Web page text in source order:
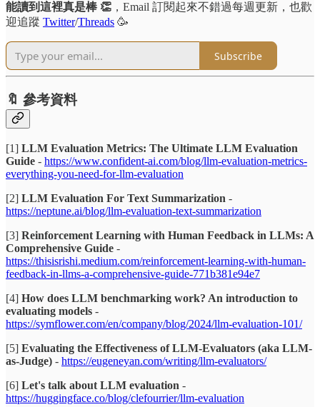
能讀到這裡真是棒 👏 ，Email 訂閱起來不錯過每週更新，也歡
迎追蹤 Twitter/Threads 🥳
Subscribe
🔖 參考資料
[1] LLM Evaluation Metrics: The Ultimate LLM Evaluation
Guide - https://www.confident-ai.com/blog/llm-evaluation-metrics-
everything-you-need-for-llm-evaluation
[2] LLM Evaluation For Text Summarization -
https://neptune.ai/blog/llm-evaluation-text-summarization
[3] Reinforcement Learning with Human Feedback in LLMs: A
Comprehensive Guide -
https://thisisrishi.medium.com/reinforcement-learning-with-human-
feedback-in-llms-a-comprehensive-guide-771b381e94e7
[4] How does LLM benchmarking work? An introduction to
evaluating models -
https://symflower.com/en/company/blog/2024/llm-evaluation-101/
[5] Evaluating the Effectiveness of LLM-Evaluators (aka LLM-
as-Judge) - https://eugeneyan.com/writing/llm-evaluators/
[6] Let's talk about LLM evaluation -
https://huggingface.co/blog/clefourrier/llm-evaluation